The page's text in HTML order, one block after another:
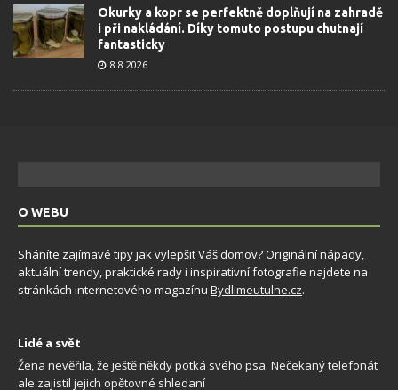
Okurky a kopr se perfektně doplňují na zahradě
i při nakládání. Díky tomuto postupu chutnají
fantasticky
8.8.2026
O WEBU
Sháníte zajímavé tipy jak vylepšit Váš domov? Originální nápady,
aktuální trendy, praktické rady i inspirativní fotografie najdete na
stránkách internetového magazínu Bydlimeutulne.cz.
Lidé a svět
Žena nevěřila, že ještě někdy potká svého psa. Nečekaný telefonát
ale zajistil jejich opětovné shledaní